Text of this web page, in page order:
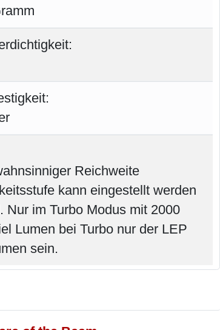
Reichweite
kann eingestellt werden
im Turbo Modus mit 2000
Lumen bei Turbo nur der LEP
sein.